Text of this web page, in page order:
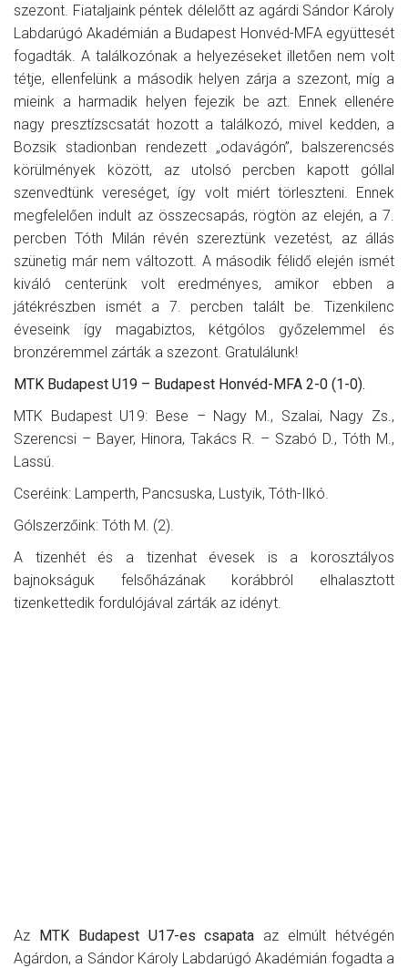
szezont. Fiataljaink péntek délelőtt az agárdi Sándor Károly
Labdarúgó Akadémián a Budapest Honvéd-MFA együttesét
fogadták. A találkozónak a helyezéseket illetően nem volt
tétje, ellenfelünk a második helyen zárja a szezont, míg a
mieink a harmadik helyen fejezik be azt. Ennek ellenére
nagy presztízscsatát hozott a találkozó, mivel kedden, a
Bozsik stadionban rendezett „odavágón”, balszerencsés
körülmények között, az utolsó percben kapott góllal
szenvedtünk vereséget, így volt miért törleszteni. Ennek
megfelelően indult az összecsapás, rögtön az elején, a 7.
percben Tóth Milán révén szereztünk vezetést, az állás
szünetig már nem változott. A második félidő elején ismét
kiváló centerünk volt eredményes, amikor ebben a
játékrészben ismét a 7. percben talált be. Tizenkilenc
éveseink így magabiztos, kétgólos győzelemmel és
bronzéremmel zárták a szezont. Gratulálunk!
MTK Budapest U19 – Budapest Honvéd-MFA 2-0 (1-0).
MTK Budapest U19: Bese – Nagy M., Szalai, Nagy Zs.,
Szerencsi – Bayer, Hinora, Takács R. – Szabó D., Tóth M.,
Lassú.
Cseréink: Lamperth, Pancsuska, Lustyik, Tóth-Ilkó.
Gólszerzőink: Tóth M. (2).
A tizenhét és a tizenhat évesek is a korosztályos
bajnokságuk felsőházának korábbról elhalasztott
tizenkettedik fordulójával zárták az idényt.
Az MTK Budapest U17-es csapata az elmúlt hétvégén
Agárdon, a Sándor Károly Labdarúgó Akadémián fogadta a